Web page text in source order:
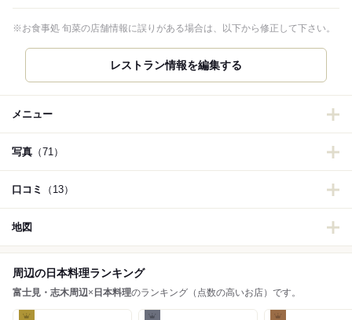
※お食事処 旬菜の店舗情報に誤りがある場合は、以下から修正して下さい。
メニュー
写真 （71）
口コミ （13）
地図
周辺の日本料理ランキング
富士見・志木周辺× 日本料理のランキング（点数の高いお店）です。